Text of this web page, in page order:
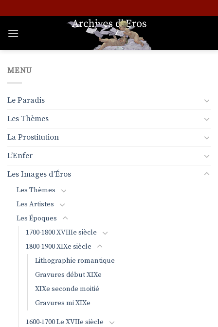
au
contenu
MENU
Le Paradis
Les Thèmes
La Prostitution
L’Enfer
Les Images d’Éros
Les Thèmes
Les Artistes
Les Époques
1700-1800 XVIIIe siècle
1800-1900 XIXe siècle
Lithographie romantique
Gravures début XIXe
XIXe seconde moitié
Gravures mi XIXe
1600-1700 Le XVIIe siècle